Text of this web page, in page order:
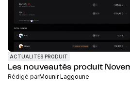
ACTUALITÉS PRODUIT
Les nouveautés produit
Rédigé parMounir Laggoune